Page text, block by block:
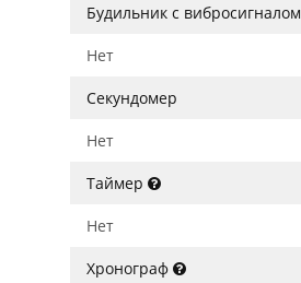
Будильник с вибросигналом
Нет
Секундомер
Нет
Таймер
Нет
Хронограф